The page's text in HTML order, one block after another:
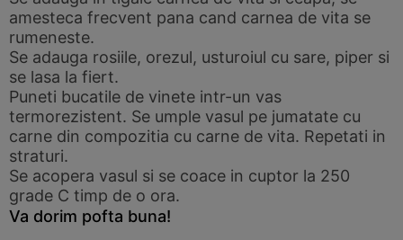
amesteca frecvent pana cand carnea de vita se
rumeneste.
Se adauga rosiile, orezul, usturoiul cu sare, piper si
se lasa la fiert.
Puneti bucatile de vinete intr-un vas
termorezistent. Se umple vasul pe jumatate cu
carne din compozitia cu carne de vita. Repetati in
straturi.
Se acopera vasul si se coace in cuptor la 250
grade C timp de o ora.
Va dorim pofta buna!